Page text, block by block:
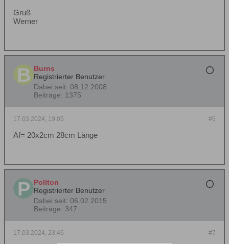
Gruß
Werner
Burns
Registrierter Benutzer
Dabei seit: 08.12.2008
Beiträge: 1375
#6
17.03.2024, 19:05
Af= 20x2cm 28cm Länge
Pollton
Registrierter Benutzer
Dabei seit: 06.02.2015
Beiträge: 347
#7
17.03.2024, 23:46